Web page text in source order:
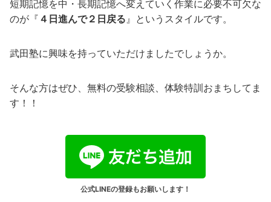
短期記憶を中・長期記憶へ変えていく作業に必要不可欠な
のが『 ４日進んで２日戻る』というスタイルです。
武田塾に興味を持っていただけましたでしょうか。
そんな方はぜひ、無料の受験相談、体験特訓おまちしてま
す！！
公式LINEの登録もお願いします！